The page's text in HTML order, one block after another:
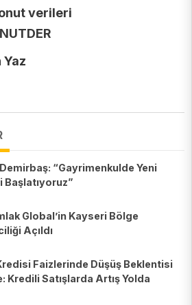
verileri
Yaz
“Gayrimenkulde Yeni
Başlatıyoruz”
Global’in Kayseri Bölge
Açıldı
Faizlerinde Düşüş Beklentisi
Kredili Satışlarda Artış Yolda